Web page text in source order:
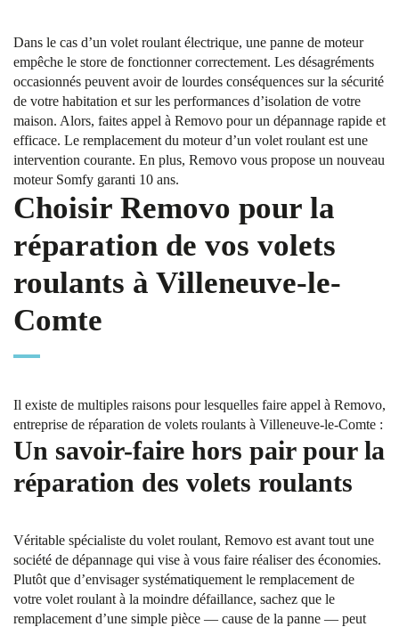
Dans le cas d’un volet roulant électrique, une panne de moteur
empêche le store de fonctionner correctement. Les désagréments
occasionnés peuvent avoir de lourdes conséquences sur la sécurité
de votre habitation et sur les performances d’isolation de votre
maison. Alors, faites appel à Removo pour un dépannage rapide et
efficace. Le remplacement du moteur d’un volet roulant est une
intervention courante. En plus, Removo vous propose un nouveau
moteur Somfy garanti 10 ans.
Choisir Removo pour la
réparation de vos volets
roulants à Villeneuve-le-
Comte
Il existe de multiples raisons pour lesquelles faire appel à Removo,
entreprise de réparation de volets roulants à Villeneuve-le-Comte :
Un savoir-faire hors pair pour la
réparation des volets roulants
Véritable spécialiste du volet roulant, Removo est avant tout une
société de dépannage qui vise à vous faire réaliser des économies.
Plutôt que d’envisager systématiquement le remplacement de
votre volet roulant à la moindre défaillance, sachez que le
remplacement d’une simple pièce — cause de la panne — peut